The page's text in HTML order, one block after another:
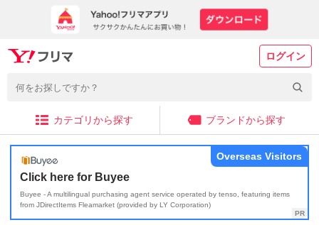
ログイン
カテゴリから探す ブランドから探す
Click here for Buyee
Buyee - A multilingual purchasing agent service operated by tenso, featuring items
from JDirectItems Fleamarket (provided by LY Corporation)
Overseas Visitors